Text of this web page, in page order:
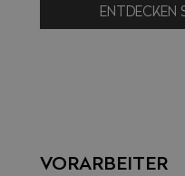
ENTDECKEN
VORARBEITER